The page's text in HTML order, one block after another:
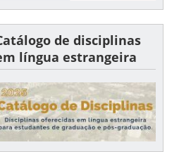
de disciplinas
língua estrangeira